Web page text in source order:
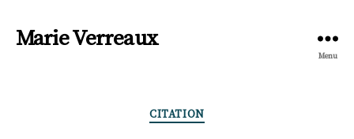
Marie Verreaux
Menu
Catégories
CITATION